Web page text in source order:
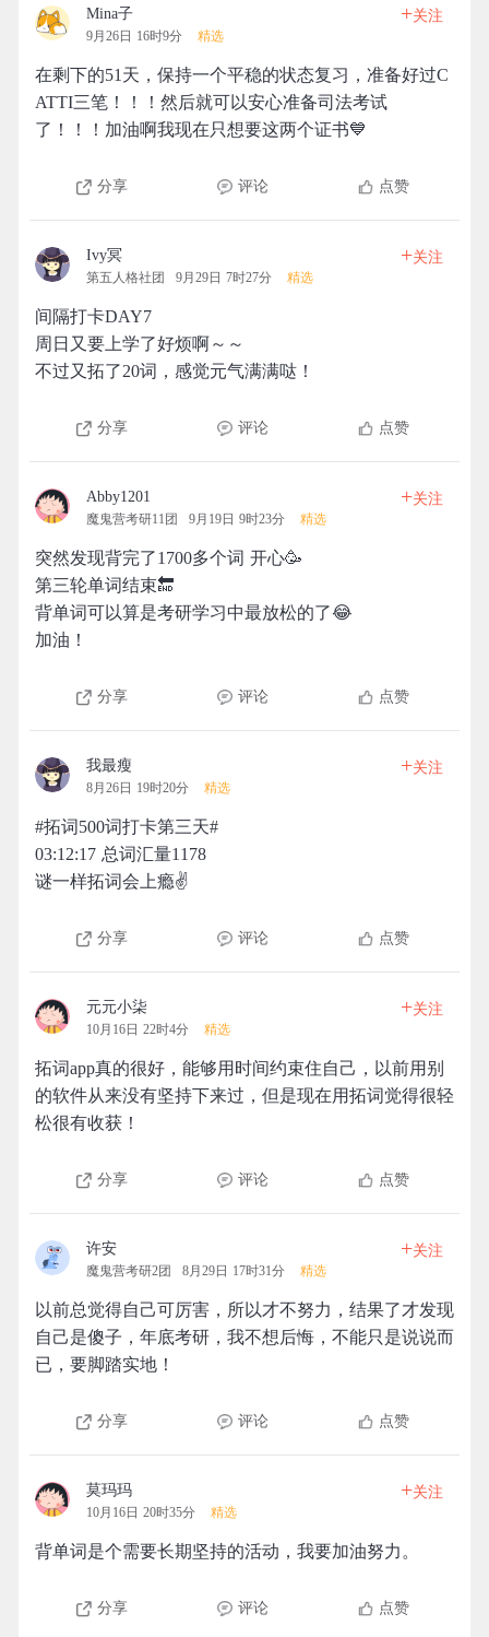
Mina子
9月26日 16时9分 精选
+关注
在剩下的51天，保持一个平稳的状态复习，准备好过C
ATTI三笔！！！然后就可以安心准备司法考试
了！！！加油啊我现在只想要这两个证书💙
分享 评论 点赞
Ivy冥
第五人格社团 9月29日 7时27分 精选
+关注
间隔打卡DAY7
周日又要上学了好烦啊～～
不过又拓了20词，感觉元气满满哒！
分享 评论 点赞
Abby1201
魔鬼营考研11团 9月19日 9时23分 精选
+关注
突然发现背完了1700多个词 开心🥳
第三轮单词结束🔚
背单词可以算是考研学习中最放松的了😂
加油！
分享 评论 点赞
我最瘦
8月26日 19时20分 精选
+关注
#拓词500词打卡第三天#
03:12:17 总词汇量1178
谜一样拓词会上瘾✌️
分享 评论 点赞
元元小柒
10月16日 22时4分 精选
+关注
拓词app真的很好，能够用时间约束住自己，以前用别
的软件从来没有坚持下来过，但是现在用拓词觉得很轻
松很有收获！
分享 评论 点赞
许安
魔鬼营考研2团 8月29日 17时31分 精选
+关注
以前总觉得自己可厉害，所以才不努力，结果了才发现
自己是傻子，年底考研，我不想后悔，不能只是说说而
已，要脚踏实地！
分享 评论 点赞
莫玛玛
10月16日 20时35分 精选
+关注
背单词是个需要长期坚持的活动，我要加油努力。
分享 评论 点赞